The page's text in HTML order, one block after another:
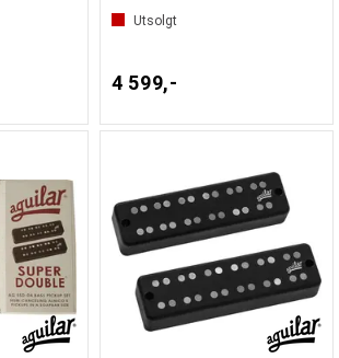
Utsolgt
4 599,-